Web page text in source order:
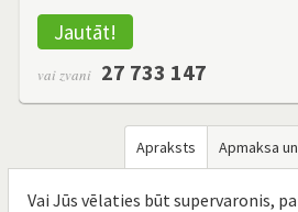
Jautāt!
vai zvani 27 733 147
Apraksts Apmaksa
Vai Jūs vēlaties būt supervaronis,